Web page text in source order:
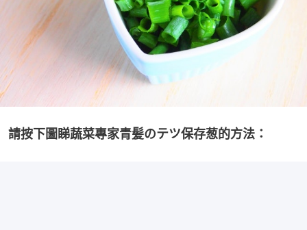
請按下圖睇蔬菜專家青髪のテツ保存葱的方法：